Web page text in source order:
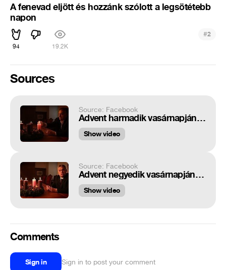
A fenevad eljött és hozzánk szólott a legsötétebb
napon
94 19.2K
#2
Sources
Source: Facebook
Advent harmadik vasárnapján // On the third Sunday of Advent
Show video
Source: Facebook
Advent negyedik vasárnapján // On the fourth Sunday of Advent
Show video
Comments
Sign in Sign in to post your comment